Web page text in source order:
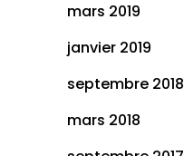
mars 2019
janvier 2019
septembre 2018
mars 2018